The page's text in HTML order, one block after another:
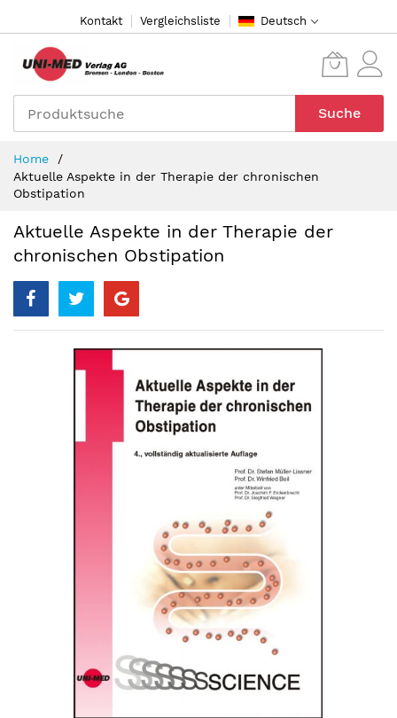
Inhalt
Kontakt Vergleichsliste Deutsch
Suche
Home
Aktuelle Aspekte in der Therapie der chronischen
Obstipation
Aktuelle Aspekte in der Therapie der
chronischen Obstipation